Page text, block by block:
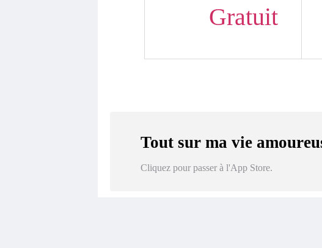
Gratuit
Tout sur ma vie
Cliquez pour passer à l'App Store.